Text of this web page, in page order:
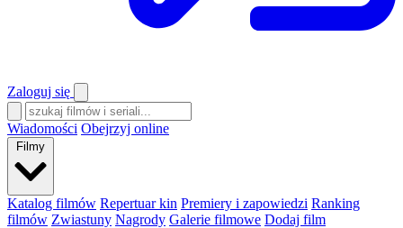
Zaloguj się
Wiadomości Obejrzyj online
Filmy
Katalog filmów Repertuar kin Premiery i zapowiedzi Ranking
filmów Zwiastuny Nagrody Galerie filmowe Dodaj film